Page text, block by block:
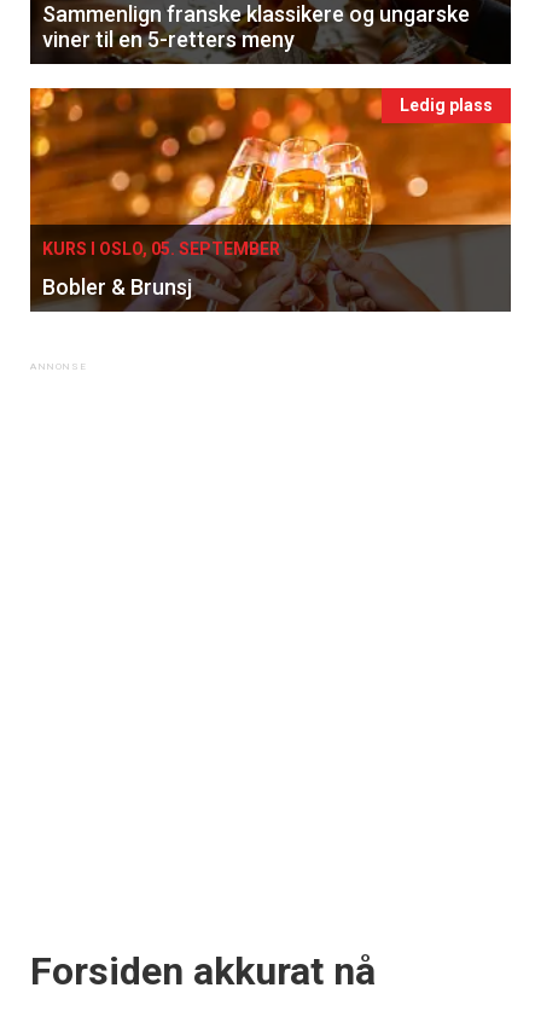
Sammenlign franske klassikere og ungarske
viner til en 5-retters meny
Ledig plass
KURS I OSLO, 05. SEPTEMBER
Bobler & Brunsj
Forsiden akkurat nå